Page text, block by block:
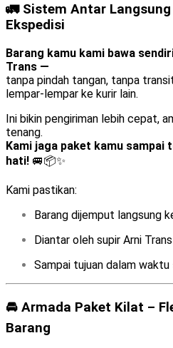
🚛 Sistem Antar
Ekspedisi
Barang kamu kami bawa
Trans —
tanpa pindah tangan, tanpa
lempar-lempar ke kurir lain.
Ini bikin pengiriman lebih cepat,
tenang.
Kami jaga paket kamu sampai
hati! 🚐📦✨
Kami pastikan:
Barang dijemput langsung
Diantar oleh supir Arni Trans
Sampai tujuan dalam waktu
🚘 Armada Paket Kilat –
Barang